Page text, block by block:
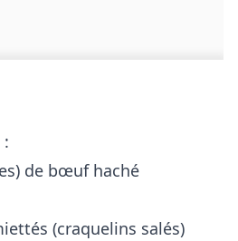
de bœuf haché
(craquelins salés)